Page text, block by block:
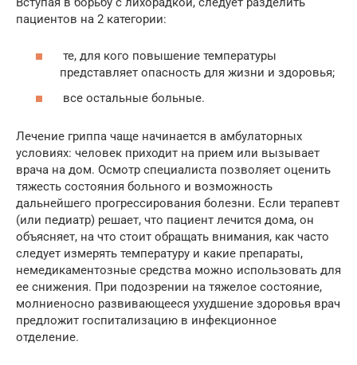
пациентов на 2 категории:
те, для кого повышение температуры
представляет опасность для жизни и здоровья;
все остальные больные.
Лечение гриппа чаще начинается в амбулаторных
условиях: человек приходит на прием или вызывает
врача на дом. Осмотр специалиста позволяет оценить
тяжесть состояния больного и возможность
дальнейшего прогрессирования болезни. Если терапевт
(или педиатр) решает, что пациент лечится дома, он
объясняет, на что стоит обращать внимания, как часто
следует измерять температуру и какие препараты,
немедикаментозные средства можно использовать для
ее снижения. При подозрении на тяжелое состояние,
молниеносно развивающееся ухудшение здоровья врач
предложит госпитализацию в инфекционное
отделение.